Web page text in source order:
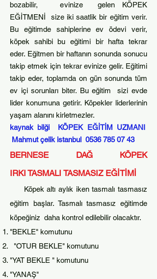
bozabilir, evinize gelen KÖPEK
EĞİTMENİ size iki saatlik bir eğitim verir.
Bu eğitimde sahiplerine ev ödevi verir,
köpek sahibi bu eğitimi bir hafta tekrar
eder. Eğitmen bir haftanın sonunda sonucu
takip etmek için tekrar evinize gelir. Eğitimi
takip eder, toplamda on gün sonunda tüm
ev içi sorunları biter. Bu eğitim sizi evde
lider konumuna getirir. Köpekler liderlerinin
yaşam alanını kirletmezler.​
kaynak bilği KÖPEK EĞİTİM UZMANI
Mahmut çelik istanbul 0536 785 07 43
BERNESE DAĞ KÖPEK
IRKI TASMALI TASMASIZ EĞİTİMİ
Köpek altı aylık iken tasmalı tasmasız
eğitim başlar. Tasmalı tasmasız eğitimde
köpeğiniz daha kontrol edilebilir olacaktır.
"BEKLE" komutunu
"OTUR BEKLE" komutunu
"YAT BEKLE " komutunu
"YANAŞ"